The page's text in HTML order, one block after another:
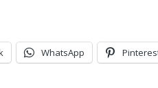
WhatsApp